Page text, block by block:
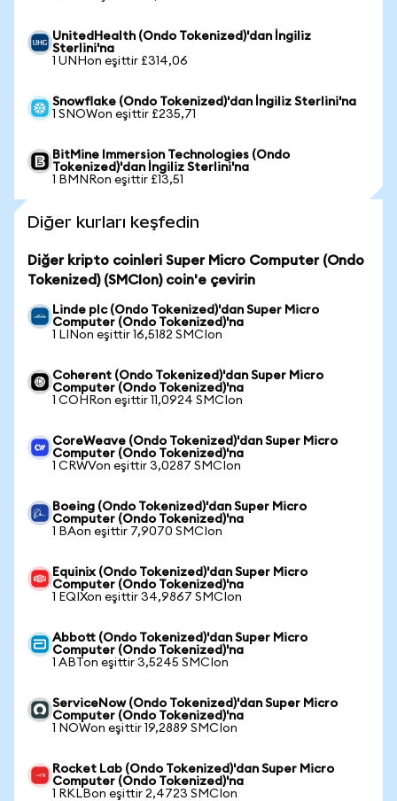
UnitedHealth (Ondo Tokenized)'dan İngiliz
Sterlini'na
1 UNHon eşittir £314,06
Snowflake (Ondo Tokenized)'dan İngiliz Sterlini'na
1 SNOWon eşittir £235,71
BitMine Immersion Technologies (Ondo
Tokenized)'dan İngiliz Sterlini'na
1 BMNRon eşittir £13,51
Diğer kurları keşfedin
Diğer kripto coinleri Super Micro Computer (Ondo
Tokenized) (SMCIon) coin'e çevirin
Linde plc (Ondo Tokenized)'dan Super Micro
Computer (Ondo Tokenized)'na
1 LINon eşittir 16,5182 SMCIon
Coherent (Ondo Tokenized)'dan Super Micro
Computer (Ondo Tokenized)'na
1 COHRon eşittir 11,0924 SMCIon
CoreWeave (Ondo Tokenized)'dan Super Micro
Computer (Ondo Tokenized)'na
1 CRWVon eşittir 3,0287 SMCIon
Boeing (Ondo Tokenized)'dan Super Micro
Computer (Ondo Tokenized)'na
1 BAon eşittir 7,9070 SMCIon
Equinix (Ondo Tokenized)'dan Super Micro
Computer (Ondo Tokenized)'na
1 EQIXon eşittir 34,9867 SMCIon
Abbott (Ondo Tokenized)'dan Super Micro
Computer (Ondo Tokenized)'na
1 ABTon eşittir 3,5245 SMCIon
ServiceNow (Ondo Tokenized)'dan Super Micro
Computer (Ondo Tokenized)'na
1 NOWon eşittir 19,2889 SMCIon
Rocket Lab (Ondo Tokenized)'dan Super Micro
Computer (Ondo Tokenized)'na
1 RKLBon eşittir 2,4723 SMCIon